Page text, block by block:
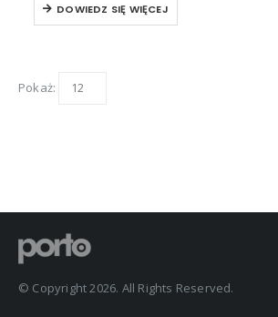
DOWIEDZ SIĘ WIĘCEJ
Pokaż:
© Copyright 2026. All Rights Reserved.